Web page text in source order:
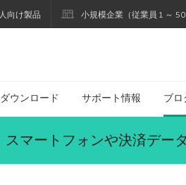
向け製品 小規模企業（従業員 1 ～ 50
ブログ
ダウンロード サポート情報 ブロ
スマートフォンや決済デー